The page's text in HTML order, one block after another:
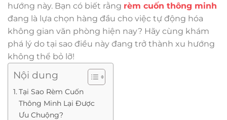
hướng này. Bạn có biết rằng rèm cuốn thông minh
đang là lựa chọn hàng đầu cho việc tự động hóa
không gian văn phòng hiện nay? Hãy cùng khám
phá lý do tại sao điều này đang trở thành xu hướng
không thể bỏ lỡ!
Nội dung
Tại Sao Rèm Cuốn
Thông Minh Lại Được
Ưu Chuộng?